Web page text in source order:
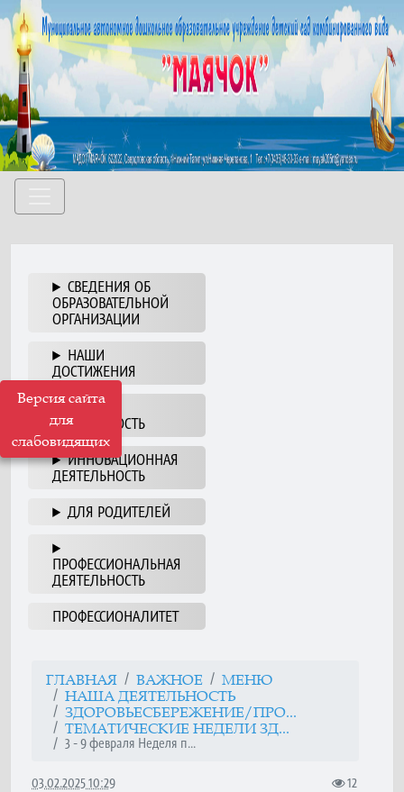
Версия сайта
для
слабовидящих
СВЕДЕНИЯ ОБ
ОБРАЗОВАТЕЛЬНОЙ
ОРГАНИЗАЦИИ
НАШИ
ДОСТИЖЕНИЯ
НАША
ДЕЯТЕЛЬНОСТЬ
ИННОВАЦИОННАЯ
ДЕЯТЕЛЬНОСТЬ
ДЛЯ РОДИТЕЛЕЙ
ПРОФЕССИОНАЛЬНАЯ
ДЕЯТЕЛЬНОСТЬ
ПРОФЕССИОНАЛИТЕТ
ГЛАВНАЯ ВАЖНОЕ
МЕНЮ
НАША ДЕЯТЕЛЬНОСТЬ
ЗДОРОВЬЕСБЕРЕЖЕНИЕ/ПРО...
ТЕМАТИЧЕСКИЕ НЕДЕЛИ ЗД...
3 - 9 февраля Неделя п...
03.02.2025 10:29 12